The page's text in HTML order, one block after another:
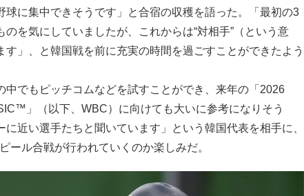
球に集中できそうです」と合宿の収穫を語った。「最初の3
のを気にしていましたが、これからは“対相手”（という意
す」、と韓国戦を前に充実の時間を過ごすことができたよう
でもピッチコムなどを試すことができ、来年の「2026
」（以下、WBC）に向けても大いに参考になりそう
近い選手たちと聞いています」という韓国代表を相手に、
ール合戦が行われていくのか楽しみだ。